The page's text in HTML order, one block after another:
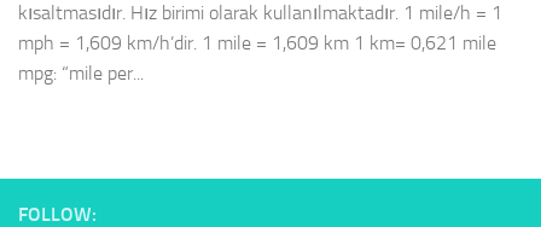
kısaltmasıdır. Hız birimi olarak kullanılmaktadır. 1 mile/h = 1
mph = 1,609 km/h’dir. 1 mile = 1,609 km 1 km= 0,621 mile
mpg: “mile per...
FOLLOW: